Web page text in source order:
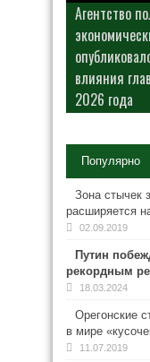
Агентство
влияния
2026 года
Популярно
Зона стычек
расширяется
02.09.2019
Путин
рекордным
18.03.2024
Орегонские
в мире
11.07.2019